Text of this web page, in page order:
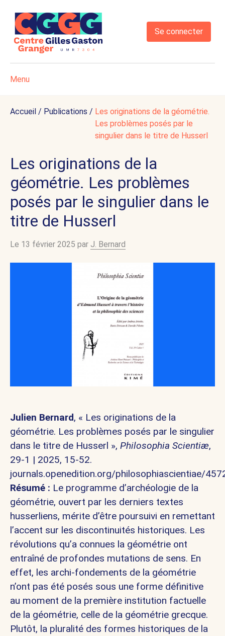
Se connecter
Menu
Accueil / Publications / Les originations de la géométrie.
Les problèmes posés par le
singulier dans le titre de Husserl
Les originations de la
géométrie. Les problèmes
posés par le singulier dans le
titre de Husserl
Le 13 février 2025 par J. Bernard
Julien Bernard, « Les originations de la
géométrie. Les problèmes posés par le singulier
dans le titre de Husserl », Philosophia Scientiæ,
29-1 | 2025, 15-52.
journals.openedition.org/philosophiascientiae/
Résumé : Le programme d’archéologie de la
géométrie, ouvert par les derniers textes
husserliens, mérite d’être poursuivi en remettant
l’accent sur les discontinuités historiques. Les
révolutions qu’a connues la géométrie ont
entraîné de profondes mutations de sens. En
effet, les archi-fondements de la géométrie
n’ont pas été posés sous une forme définitive
au moment de la première institution factuelle
de la géométrie, celle de la géométrie grecque.
Plutôt, la pluralité des formes historiques de la